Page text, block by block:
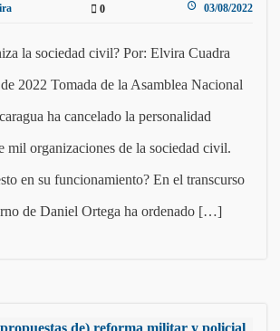
0 03/08/2022
la sociedad civil? Por: Elvira Cuadra
2022 Tomada de la Asamblea Nacional
ha cancelado la personalidad
mil organizaciones de la sociedad civil.
en su funcionamiento? En el transcurso
de Daniel Ortega ha ordenado […]